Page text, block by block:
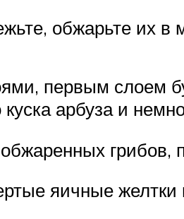
обжарьте их в
первым слоем
арбуза и
яичные